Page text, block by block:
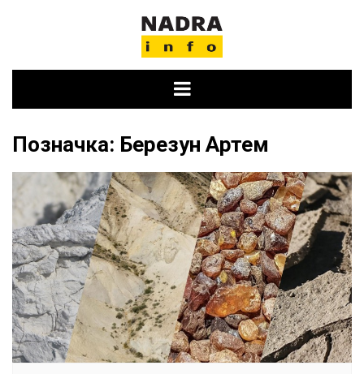
Позначка: Березун Артем